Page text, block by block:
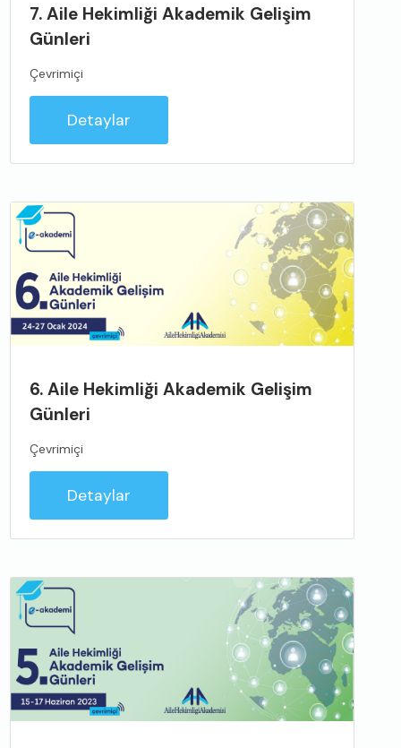
7. Aile Hekimliği Akademik Gelişim
Günleri
Çevrimiçi
Detaylar
6. Aile Hekimliği Akademik Gelişim
Günleri
Çevrimiçi
Detaylar